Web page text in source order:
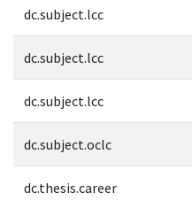
dc.subject.lcc
dc.subject.lcc
dc.subject.lcc
dc.subject.oclc
dc.thesis.career